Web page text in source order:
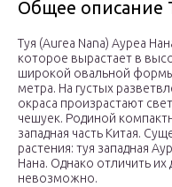
Общее описание
Туя (Aurea Nana) Ауреа
которое вырастает в
широкой овальной
метра. На густых
окраса произрастают
чешуек. Родиной
западная часть Китая.
растения: туя западная
Нана. Однако отличить их
невозможно.